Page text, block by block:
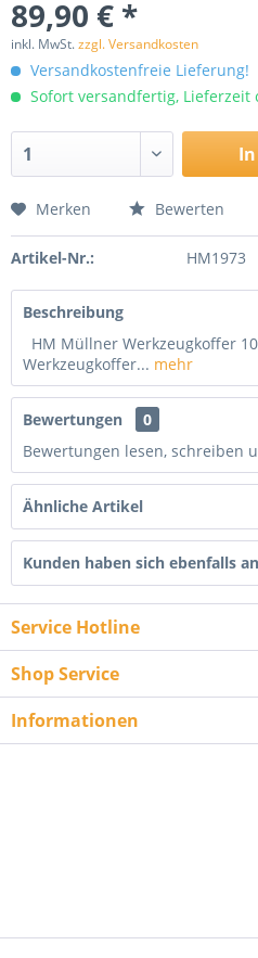
89,90 € *
inkl. MwSt.zzgl. Versandkosten
Versandkostenfreie Lieferung!
Sofort versandfertig, Lieferzeit
Merken Bewerten
Artikel-Nr.: HM1973
Beschreibung
HM Müllner Werkzeugkoffer
Werkzeugkoffer... mehr
Bewertungen
0
Bewertungen lesen, schreiben
Ähnliche Artikel
Kunden haben sich ebenfalls
Service Hotline
Shop Service
Informationen